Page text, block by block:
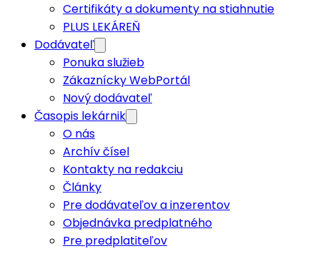
Certifikáty a dokumenty na stiahnutie
PLUS LEKÁREŇ
Dodávateľ
Ponuka služieb
Zákaznícky WebPortál
Nový dodávateľ
Časopis lekárnik
O nás
Archív čísel
Kontakty na redakciu
Články
Pre dodávateľov a inzerentov
Objednávka predplatného
Pre predplatiteľov